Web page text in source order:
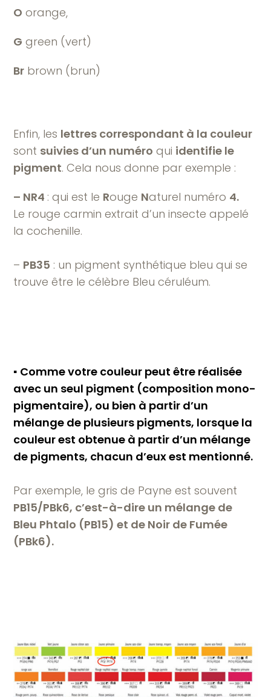
O orange,
G green (vert)
Br brown (brun)
Enfin, les lettres correspondant à la couleur
sont suivies d’un numéro qui identifie le
pigment. Cela nous donne par exemple :
– NR4 : qui est le Rouge Naturel numéro 4.
Le rouge carmin extrait d’un insecte appelé
la cochenille.
– PB35 : un pigment synthétique bleu qui se
trouve être le célèbre Bleu céruléum.
▪︎ Comme votre couleur peut être réalisée
avec un seul pigment (composition mono-
pigmentaire), ou bien à partir d’un
mélange de plusieurs pigments, lorsque la
couleur est obtenue à partir d’un mélange
de pigments, chacun d’eux est mentionné.
Par exemple, le gris de Payne est souvent
PB15/PBk6, c’est-à-dire un mélange de
Bleu Phtalo (PB15) et de Noir de Fumée
(PBk6).